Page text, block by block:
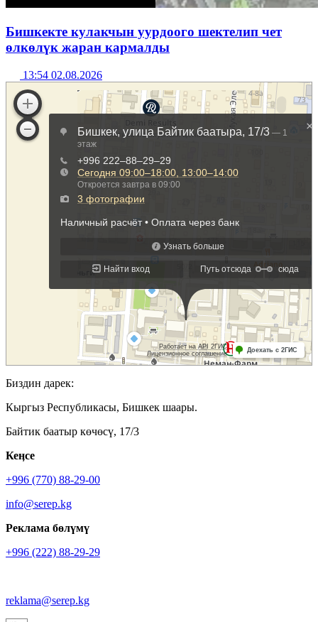
Бишкекте кулакчын уурдоого шектелип чет
өлкөлүк жаран кармалды
13:54 02.08.2026
Биздин дарек:
Кыргыз Республикасы, Бишкек шаары.
Байтик баатыр көчөсү, 17/3
Кеӊсе
+996 (770) 88-29-00
info@serep.kg
Реклама бөлүмү
+996 (222) 88-29-29
reklama@serep.kg